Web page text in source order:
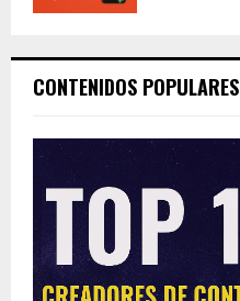
CONTENIDOS POPULARES